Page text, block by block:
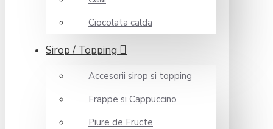
Ciocolata calda
Sirop / Topping
Accesorii sirop si topping
Frappe si Cappuccino
Piure de Fructe